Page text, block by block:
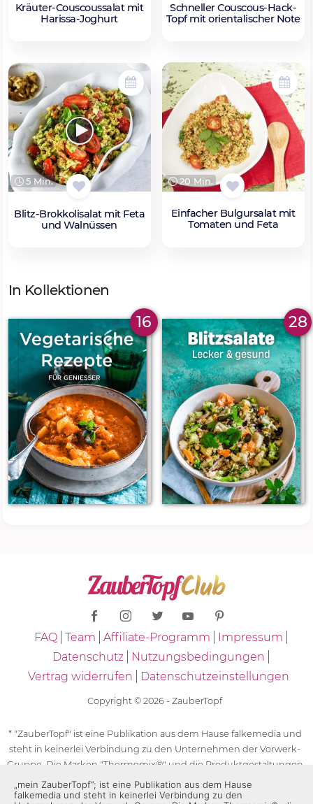
Kräuter-Couscoussalat mit
Harissa-Joghurt
Schneller Couscous-Hack-
Topf mit orientalischer Note
5 Min.
Blitz-Brokkolisalat mit Feta
und Walnüssen
20 Min.
Einfacher Bulgursalat mit
Tomaten und Feta
In Kollektionen
16 28
FAQ Team Affiliate-Programm
Impressum
Datenschutz
Nutzungsbedingungen
Vertrag widerrufen
Datenschutzeinstellungen
Copyright © 2026 - ZauberTopf
* "ZauberTopf" ist eine Publikation aus dem Hause falkemedia und
steht in keinerlei Verbindung zu den Unternehmen der Vorwerk-
Gruppe. Die Marken "Thermomix®" und die Produktgestaltungen
des "Thermomix®" sind eingetragene Marken der Unternehmen
der Vorwerk-Gruppe. Die Marken Thermomix®, die Zeichen TM5®,
„mein ZauberTopf”; ist eine Publikation aus dem Hause
falkemedia und steht in keinerlei Verbindung zu den